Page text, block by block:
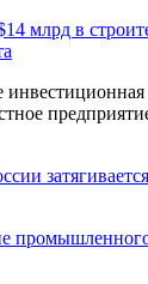
млрд в